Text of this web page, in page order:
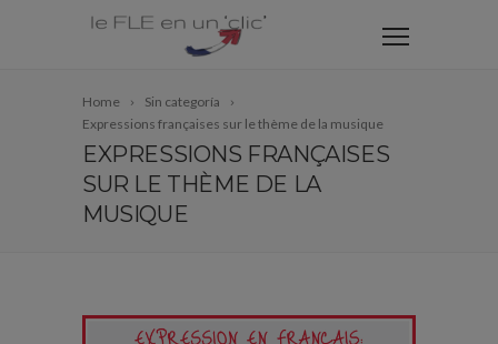
Home
Sin categoría
Expressions françaises sur le thème de la musique
EXPRESSIONS FRANÇAISES
SUR LE THÈME DE LA
MUSIQUE